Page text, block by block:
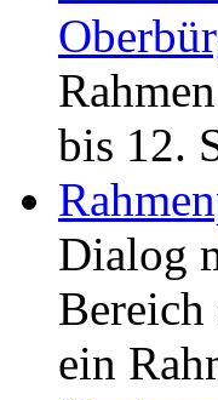
bis 12.
Dialog
ein